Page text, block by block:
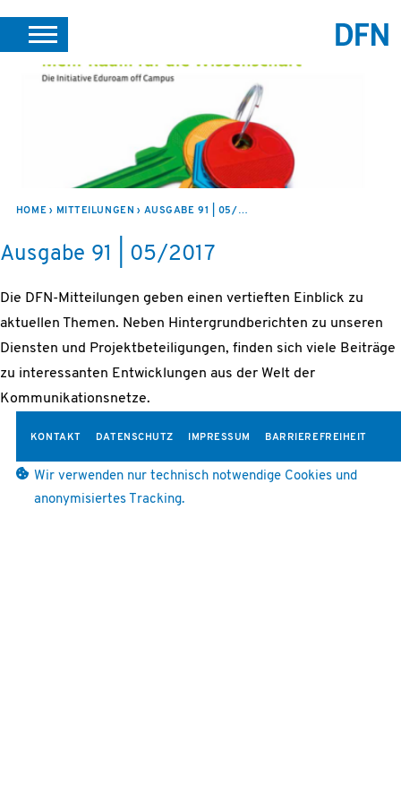
SUCHE PORTALE SUPPORT JOBS LEICHTE SPRACHE
HOME MITTEILUNGEN AUSGABE 91 | 05/2017
Ausgabe 91 | 05/2017
Die DFN-Mitteilungen geben einen vertieften Einblick zu
aktuellen Themen. Neben Hintergrundberichten zu unseren
Diensten und Projektbeteiligungen, finden sich viele Beiträge
zu interessanten Entwicklungen aus der Welt der
Kommunikationsnetze.
KONTAKT DATENSCHUTZ IMPRESSUM BARRIEREFREIHEIT
Wir verwenden nur technisch notwendige Cookies und
anonymisiertes Tracking.